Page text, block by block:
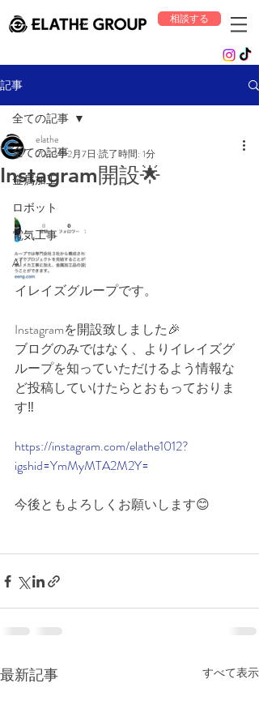
相談する
記事
全ての記事
金属加工
ロボット
電気工事
AI
全ての記事
Instagram開設🌟
elathe
2023年2月7日 読了時間: 1分
イレイズグループです。
Instagramを開設致しました🎉
ブログのみではなく、よりイレイズグ
ループを知っていただけるよう情報な
ど投稿していけたらとおもっておりま
す‼︎
https://instagram.com/elathe1012?
igshid=YmMyMTA2M2Y=
今後ともよろしくお願いします😊
最新記事 すべて表示